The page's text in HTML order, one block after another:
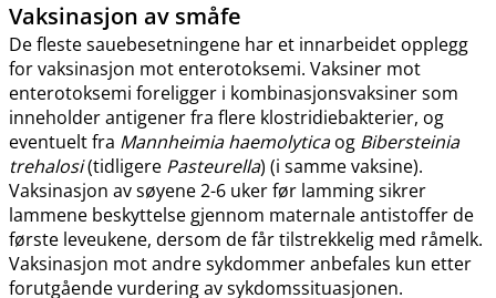
Vaksinasjon av småfe
De fleste sauebesetningene har et innarbeidet opplegg
for vaksinasjon mot enterotoksemi. Vaksiner mot
enterotoksemi foreligger i kombinasjonsvaksiner som
inneholder antigener fra flere klostridiebakterier, og
eventuelt fra Mannheimia haemolyticaog Bibersteinia
trehalosi(tidligere Pasteurella) (i samme vaksine).
Vaksinasjon av søyene 2-6 uker før lamming sikrer
lammene beskyttelse gjennom maternale antistoffer de
første leveukene, dersom de får tilstrekkelig med råmelk.
Vaksinasjon mot andre sykdommer anbefales kun etter
forutgående vurdering av sykdomssituasjonen.